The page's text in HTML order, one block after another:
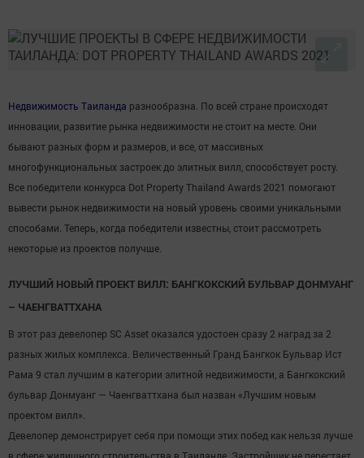
Недвижимость Таиланда разнообразна. По всей стране происходят
инновации, развитие рынка недвижимости не стоит на месте. Они
бывают разных форм и размеров, и все, от массивных
многофункциональных застроек до элитных вилл, способствует росту.
Все победители конкурса Dot Property Thailand Awards 2021 помогают
вывести рынок недвижимости на новый уровень своими уникальными
способами. Теперь, когда победители известны, стоит рассмотреть
некоторые из проектов получше.
ЛУЧШИЙ НОВЫЙ ПРОЕКТ ВИЛЛ: БАНГКОКСКИЙ БУЛЬВАР ДОНМУАНГ
– ЧАЕНГВАТТХАНА
В этот раз девелопер SC Asset оказался удостоен сразу 2 наград за 2
разных жилых комплекса. Величественный Гранд Бангкок Бульвар Ист
Рама 9 стал лучшим в категории элитной недвижимости, а Бангкокский
бульвар Донмуанг — Чаенгваттхана был назван «Лучшим новым
проектом вилл».
Девелопер демонстрирует себя при помощи этих побед как нельзя лучше